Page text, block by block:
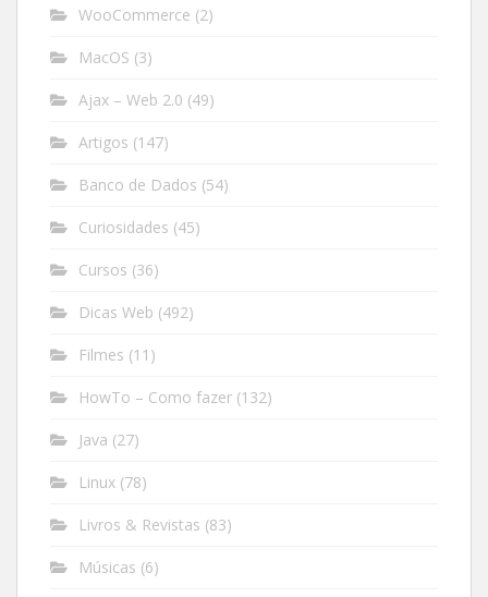
WooCommerce (2)
MacOS (3)
Ajax – Web 2.0 (49)
Artigos (147)
Banco de Dados (54)
Curiosidades (45)
Cursos (36)
Dicas Web (492)
Filmes (11)
HowTo – Como fazer (132)
Java (27)
Linux (78)
Livros & Revistas (83)
Músicas (6)